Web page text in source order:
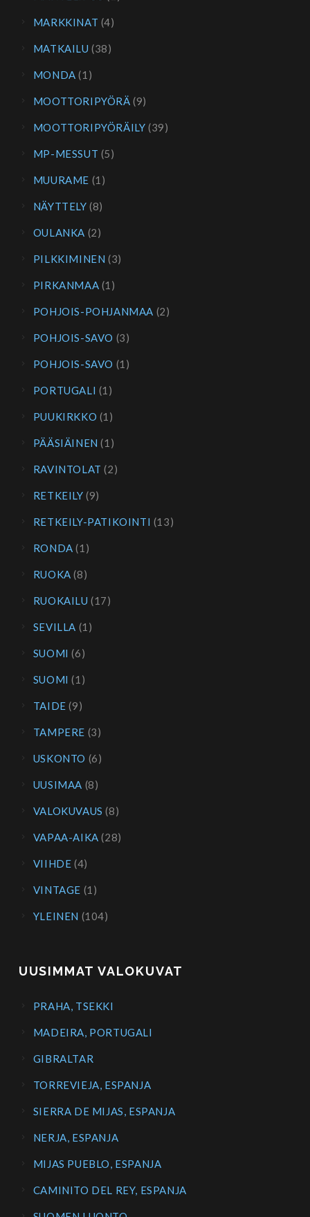
MARKKINAT (4)
MATKAILU (38)
MONDA (1)
MOOTTORIPYÖRÄ (9)
MOOTTORIPYÖRÄILY (39)
MP-MESSUT (5)
MUURAME (1)
NÄYTTELY (8)
OULANKA (2)
PILKKIMINEN (3)
PIRKANMAA (1)
POHJOIS-POHJANMAA (2)
POHJOIS-SAVO (3)
POHJOIS-SAVO (1)
PORTUGALI (1)
PUUKIRKKO (1)
PÄÄSIÄINEN (1)
RAVINTOLAT (2)
RETKEILY (9)
RETKEILY-PATIKOINTI (13)
RONDA (1)
RUOKA (8)
RUOKAILU (17)
SEVILLA (1)
SUOMI (6)
SUOMI (1)
TAIDE (9)
TAMPERE (3)
USKONTO (6)
UUSIMAA (8)
VALOKUVAUS (8)
VAPAA-AIKA (28)
VIIHDE (4)
VINTAGE (1)
YLEINEN (104)
UUSIMMAT VALOKUVAT
PRAHA, TSEKKI
MADEIRA, PORTUGALI
GIBRALTAR
TORREVIEJA, ESPANJA
SIERRA DE MIJAS, ESPANJA
NERJA, ESPANJA
MIJAS PUEBLO, ESPANJA
CAMINITO DEL REY, ESPANJA